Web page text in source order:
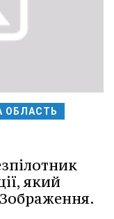
ОБЛАСТЬ
який